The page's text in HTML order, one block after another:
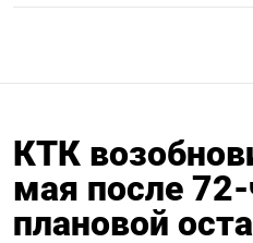
КТК
мая после
плановой